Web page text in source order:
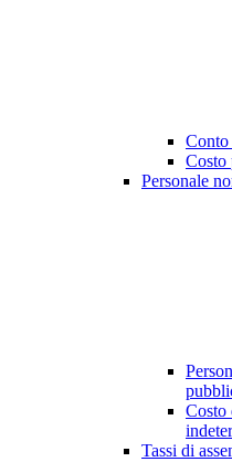
Conto
Costo
Personale
Costo
Tassi di